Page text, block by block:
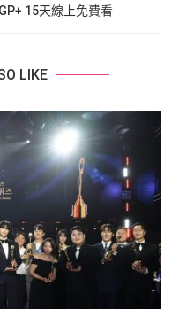
15天線上免費看
LIKE